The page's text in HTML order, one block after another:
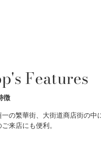
Features
徴
の繁華街、大街道商店街の中
来店にも便利。